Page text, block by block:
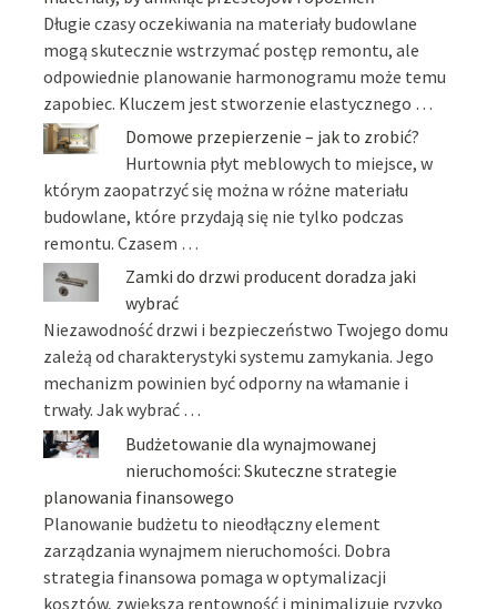
Długie czasy oczekiwania na materiały budowlane
mogą skutecznie wstrzymać postęp remontu, ale
odpowiednie planowanie harmonogramu może temu
zapobiec. Kluczem jest stworzenie elastycznego …
Domowe przepierzenie – jak to zrobić?
Hurtownia płyt meblowych to miejsce, w
którym zaopatrzyć się można w różne materiału
budowlane, które przydają się nie tylko podczas
remontu. Czasem …
Zamki do drzwi producent doradza jaki
wybrać
Niezawodność drzwi i bezpieczeństwo Twojego domu
zależą od charakterystyki systemu zamykania. Jego
mechanizm powinien być odporny na włamanie i
trwały. Jak wybrać …
Budżetowanie dla wynajmowanej
nieruchomości: Skuteczne strategie
planowania finansowego
Planowanie budżetu to nieodłączny element
zarządzania wynajmem nieruchomości. Dobra
strategia finansowa pomaga w optymalizacji
kosztów, zwiększa rentowność i minimalizuje ryzyko